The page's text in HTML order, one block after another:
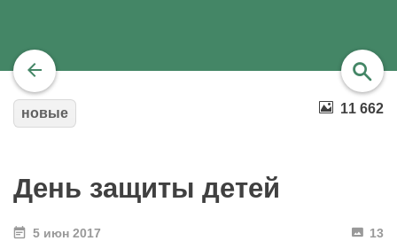
11 662
новые
День защиты детей
5 июн 2017 13